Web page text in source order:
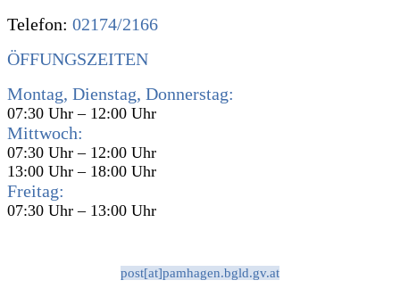
Telefon: 02174/2166
ÖFFUNGSZEITEN
Montag, Dienstag, Donnerstag:
07:30 Uhr – 12:00 Uhr
Mittwoch:
07:30 Uhr – 12:00 Uhr
13:00 Uhr – 18:00 Uhr
Freitag:
07:30 Uhr – 13:00 Uhr
post[at]pamhagen.bgld.gv.at